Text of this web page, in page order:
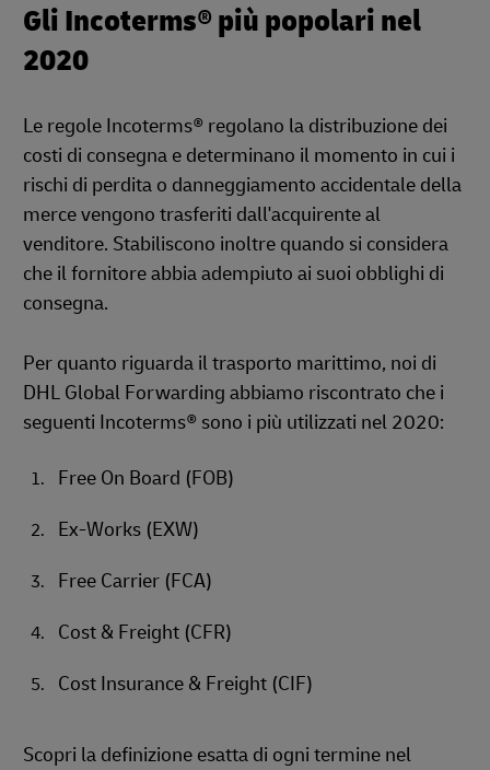
Gli Incoterms® più popolari nel
2020
Le regole Incoterms® regolano la distribuzione dei
costi di consegna e determinano il momento in cui i
rischi di perdita o danneggiamento accidentale della
merce vengono trasferiti dall'acquirente al
venditore. Stabiliscono inoltre quando si considera
che il fornitore abbia adempiuto ai suoi obblighi di
consegna.
Per quanto riguarda il trasporto marittimo, noi di
DHL Global Forwarding abbiamo riscontrato che i
seguenti Incoterms® sono i più utilizzati nel 2020:
Free On Board (FOB)
Ex-Works (EXW)
Free Carrier (FCA)
Cost & Freight (CFR)
Cost Insurance & Freight (CIF)
Scopri la definizione esatta di ogni termine nel